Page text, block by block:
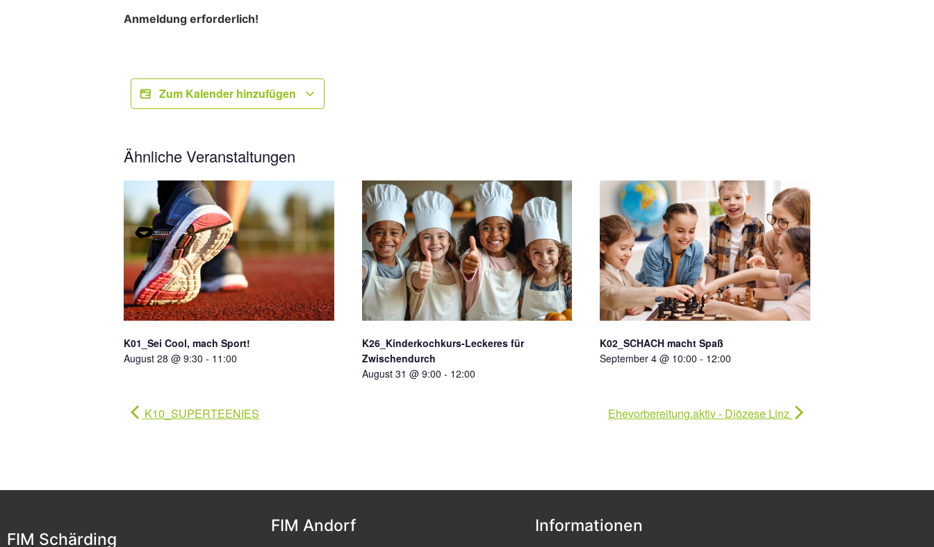
Anmeldung erforderlich!
Zum Kalender hinzufügen
Ähnliche Veranstaltungen
K01_Sei Cool, mach Sport!
August 28 @ 9:30 - 11:00
K26_Kinderkochkurs-Leckeres für
Zwischendurch
August 31 @ 9:00 - 12:00
K02_SCHACH macht Spaß
September 4 @ 10:00 - 12:00
K10_SUPERTEENIES Ehevorbereitung.aktiv - Diözese Linz
FIM Schärding
FIM Andorf Informationen